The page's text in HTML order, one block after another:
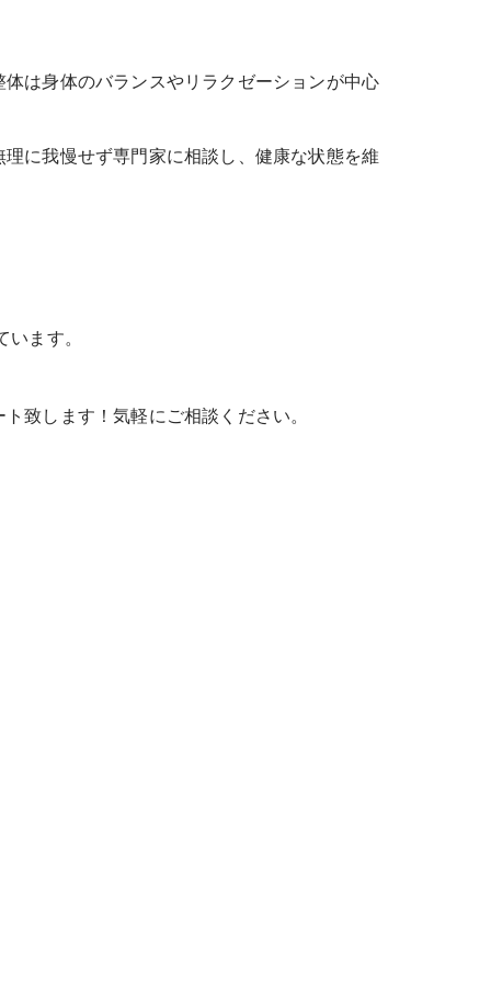
は身体のバランスやリラクゼーションが中心
に我慢せず専門家に相談し、健康な状態を維
います。
致します！気軽にご相談ください。